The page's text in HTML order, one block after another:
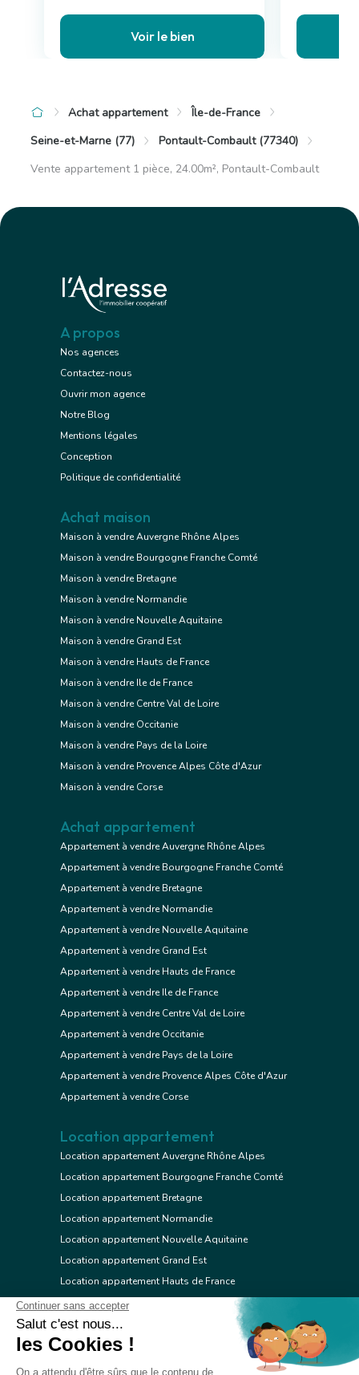
Voir le bien
Achat appartement
Île-de-France
Seine-et-Marne (77)
Pontault-Combault (77340)
Vente appartement 1 pièce, 24.00m², Pontault-Combault
A propos
Nos agences
Contactez-nous
Ouvrir mon agence
Notre Blog
Mentions légales
Conception
Politique de confidentialité
Achat maison
Maison à vendre Auvergne Rhône Alpes
Maison à vendre Bourgogne Franche Comté
Maison à vendre Bretagne
Maison à vendre Normandie
Maison à vendre Nouvelle Aquitaine
Maison à vendre Grand Est
Maison à vendre Hauts de France
Maison à vendre Ile de France
Maison à vendre Centre Val de Loire
Maison à vendre Occitanie
Maison à vendre Pays de la Loire
Maison à vendre Provence Alpes Côte d'Azur
Maison à vendre Corse
Achat appartement
Appartement à vendre Auvergne Rhône Alpes
Appartement à vendre Bourgogne Franche Comté
Appartement à vendre Bretagne
Appartement à vendre Normandie
Appartement à vendre Nouvelle Aquitaine
Appartement à vendre Grand Est
Appartement à vendre Hauts de France
Appartement à vendre Ile de France
Appartement à vendre Centre Val de Loire
Appartement à vendre Occitanie
Appartement à vendre Pays de la Loire
Appartement à vendre Provence Alpes Côte d'Azur
Appartement à vendre Corse
Location appartement
Location appartement Auvergne Rhône Alpes
Location appartement Bourgogne Franche Comté
Location appartement Bretagne
Location appartement Normandie
Location appartement Nouvelle Aquitaine
Location appartement Grand Est
Location appartement Hauts de France
Location appartement Ile de France
Location appartement Centre Val de Loire
Location appartement Occitanie